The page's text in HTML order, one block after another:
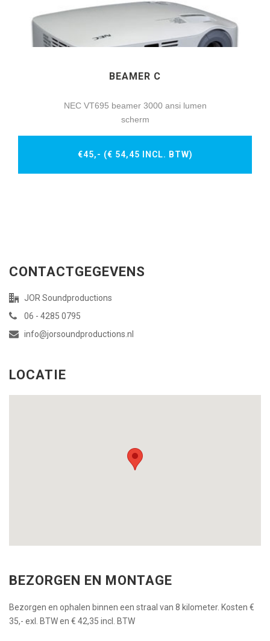
BEAMER C
NEC VT695 beamer 3000 ansi lumen
scherm
€45,- (€ 54,45 INCL. BTW)
CONTACTGEGEVENS
JOR Soundproductions
06 - 4285 0795
info@jorsoundproductions.nl
LOCATIE
BEZORGEN EN MONTAGE
Bezorgen en ophalen binnen een straal van 8 kilometer. Kosten €
35,- exl. BTW en € 42,35 incl. BTW